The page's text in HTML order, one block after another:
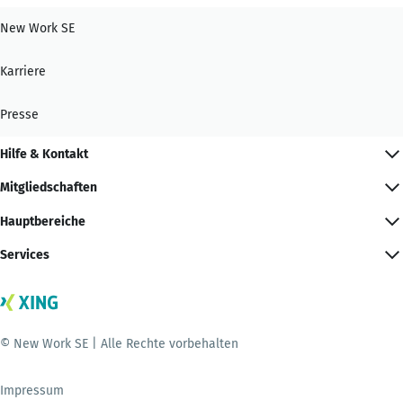
New Work SE
Karriere
Presse
Hilfe & Kontakt
Mitgliedschaften
Hauptbereiche
Services
© New Work SE | Alle Rechte vorbehalten
Impressum